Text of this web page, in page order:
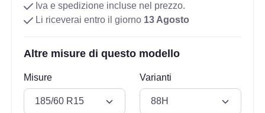
Iva e spedizione incluse nel prezzo.
Li riceverai entro il giorno 13 Agosto
Altre misure di questo modello
Misure Varianti